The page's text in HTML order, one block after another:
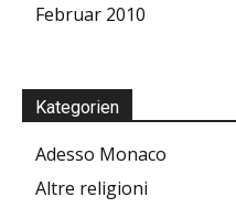
Februar 2010
Kategorien
Adesso Monaco
Altre religioni